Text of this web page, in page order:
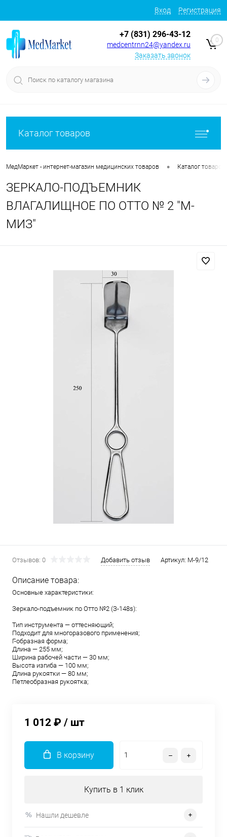
Вход Регистрация
+7 (831) 296-43-12
medcentrnn24@yandex.ru
Заказать звонок
0
Каталог товаров
МедМаркет - интернет-магазин медицинских товаров • Каталог товаров
ЗЕРКАЛО-ПОДЪЕМНИК
ВЛАГАЛИЩНОЕ ПО ОТТО № 2 "М-
МИЗ"
Отзывов: 0 Добавить отзыв Артикул: М-9/12
Описание товара:
Основные характеристики:
Зеркало-подъемник по Отто №2 (З-148s):
Тип инструмента — оттесняющий;
Подходит для многоразового применения;
Г-образная форма;
Длина — 255 мм;
Ширина рабочей части — 30 мм;
Высота изгиба — 100 мм;
Длина рукоятки — 80 мм;
Петлеобразная рукоятка;
1 012 ₽ / шт
В корзину
Купить в 1 клик
Нашли дешевле